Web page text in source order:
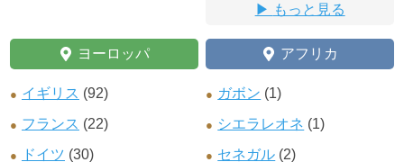
もっと見る
ヨーロッパ
イギリス (92)
フランス (22)
ドイツ (30)
アフリカ
ガボン (1)
シエラレオネ (1)
セネガル (2)